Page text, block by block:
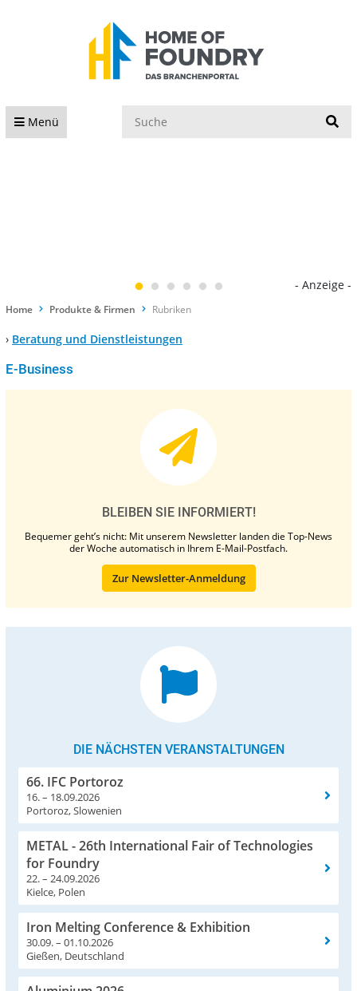
Menü
- Anzeige -
Home Produkte & Firmen Rubriken
› Beratung und Dienstleistungen
E-Business
BLEIBEN SIE INFORMIERT!
Bequemer geht’s nicht: Mit unserem Newsletter landen die Top-News
der Woche automatisch in Ihrem E-Mail-Postfach.
Zur Newsletter-Anmeldung
DIE NÄCHSTEN VERANSTALTUNGEN
66. IFC Portoroz
16. – 18.09.2026
Portoroz, Slowenien
METAL - 26th International Fair of Technologies
for Foundry
22. – 24.09.2026
Kielce, Polen
Iron Melting Conference & Exhibition
30.09. – 01.10.2026
Gießen, Deutschland